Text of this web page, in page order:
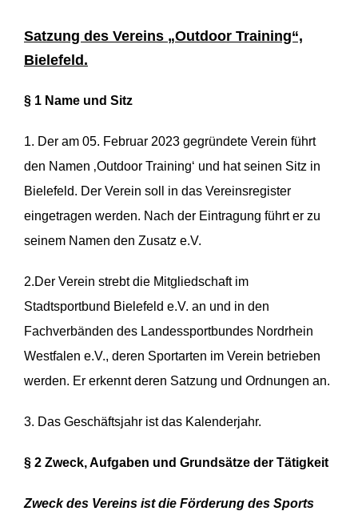
Satzung des Vereins „Outdoor Training“,
Bielefeld.
§ 1 Name und Sitz
1. Der am 05. Februar 2023 gegründete Verein führt
den Namen ‚Outdoor Training‘ und hat seinen Sitz in
Bielefeld. Der Verein soll in das Vereinsregister
eingetragen werden. Nach der Eintragung führt er zu
seinem Namen den Zusatz e.V.
2.Der Verein strebt die Mitgliedschaft im
Stadtsportbund Bielefeld e.V. an und in den
Fachverbänden des Landessportbundes Nordrhein
Westfalen e.V., deren Sportarten im Verein betrieben
werden. Er erkennt deren Satzung und Ordnungen an.
3. Das Geschäftsjahr ist das Kalenderjahr.
§ 2 Zweck, Aufgaben und Grundsätze der Tätigkeit
Zweck des Vereins ist die Förderung des Sports